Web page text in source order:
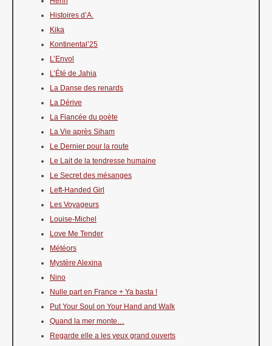
Histoires d’A.
Kika
Kontinental’25
L’Envol
L’Été de Jahia
La Danse des renards
La Dérive
La Fiancée du poète
La Vie après Siham
Le Dernier pour la route
Le Lait de la tendresse humaine
Le Secret des mésanges
Left-Handed Girl
Les Voyageurs
Louise-Michel
Love Me Tender
Météors
Mystère Alexina
Nino
Nulle part en France + Ya basta !
Put Your Soul on Your Hand and Walk
Quand la mer monte…
Regarde elle a les yeux grand ouverts